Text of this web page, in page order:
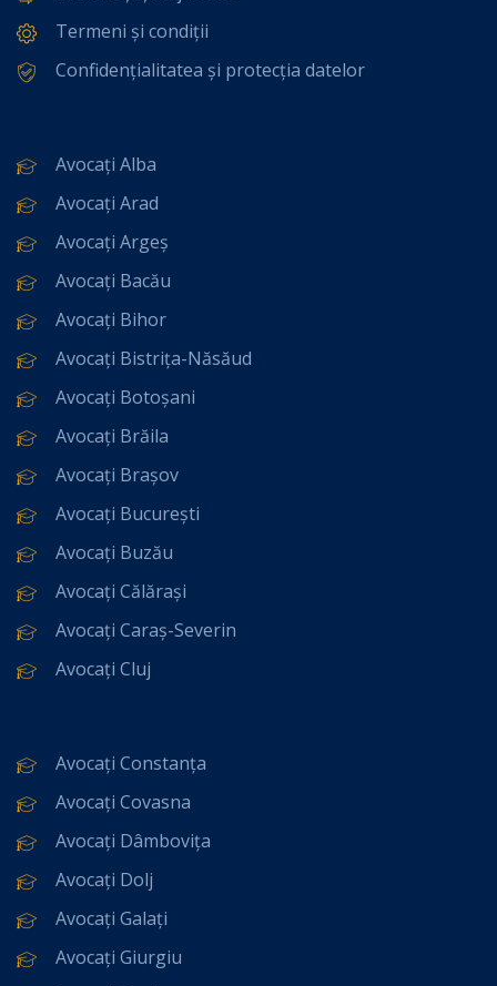
Termeni și condiții
Confidențialitatea și protecția datelor
Avocați Alba
Avocați Arad
Avocați Argeș
Avocați Bacău
Avocați Bihor
Avocați Bistrița-Năsăud
Avocați Botoșani
Avocați Brăila
Avocați Brașov
Avocați București
Avocați Buzău
Avocați Călărași
Avocați Caraș-Severin
Avocați Cluj
Avocați Constanța
Avocați Covasna
Avocați Dâmbovița
Avocați Dolj
Avocați Galați
Avocați Giurgiu